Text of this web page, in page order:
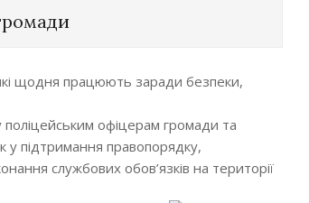
щодня працюють заради безпеки,
офіцерам громади та
у підтримання правопорядку,
службових обов’язків на території